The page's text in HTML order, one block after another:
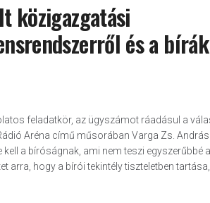
közigazgatási
és a bírák
feladatkör, az ügyszámot ráadásul a
Aréna című műsorában Varga Zs.
a bíróságnak, ami nem teszi egyszerűbbé
arra, hogy a bírói tekintély tiszteletben